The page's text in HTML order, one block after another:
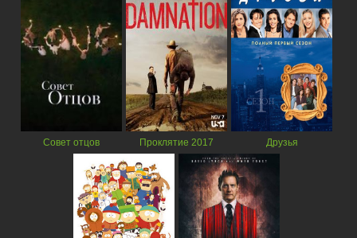
Совет отцов Проклятие 2017 Друзья